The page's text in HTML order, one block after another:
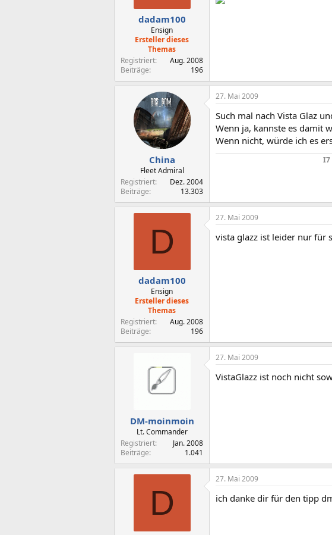
dadam100
Ensign
Ersteller dieses
Themas
Registriert
Aug. 2008
Beiträge
196
China
Fleet Admiral
Registriert
Dez. 2004
Beiträge
13.303
27. Mai 2009
Such mal nach Vista Glaz
Wenn ja, kannste es damit
Wenn nicht, würde ich es
I7
D
dadam100
Ensign
Ersteller dieses
Themas
Registriert
Aug. 2008
Beiträge
196
27. Mai 2009
vista glazz ist leider nur für
DM-moinmoin
Lt. Commander
Registriert
Jan. 2008
Beiträge
1.041
27. Mai 2009
VistaGlazz ist noch nicht
D
27. Mai 2009
ich danke dir für den tipp